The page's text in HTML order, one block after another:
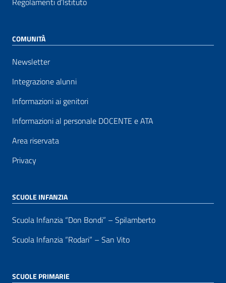
COMUNITÀ
Newsletter
Integrazione alunni
Informazioni ai genitori
Informazioni al personale DOCENTE e ATA
Area riservata
Privacy
SCUOLE INFANZIA
Scuola Infanzia “Don Bondi” – Spilamberto
Scuola Infanzia “Rodari” – San Vito
SCUOLE PRIMARIE